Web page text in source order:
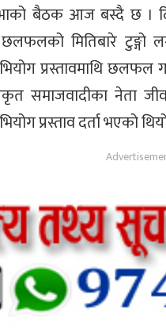
बैठक आज बस्दै छ ।
छलफलको मितिबारे
प्रस्तावमाथि
नेता
प्रस्ताव दर्ता भएको